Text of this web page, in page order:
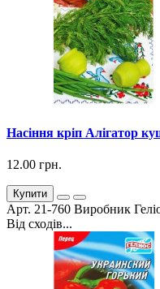
Насіння кріп Алігатор
12.00 грн.
Купити
Арт. 21-760 Виробник
Від сходів...